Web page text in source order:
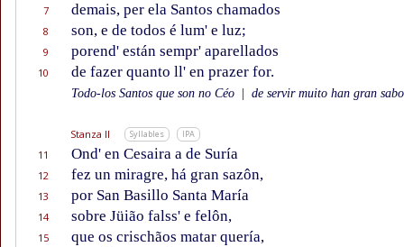
7 demais, per ela Santos chamados
8 son, e de todos é lum' e luz;
9 porend' están sempr' aparellados
10 de fazer quanto ll' en prazer for.
Todo-los Santos que son no Céo de servir muito han gran
Stanza II Syllables IPA
11 Ond' en Cesaira a de Suría
12 fez un miragre, há gran sazôn,
13 por San Basillo Santa María
14 sobre Jüião falss' e felôn,
15 que os crischãos matar quería,